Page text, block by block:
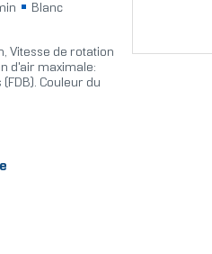
Blanc
Vitesse de rotation
d'air maximale:
Couleur du